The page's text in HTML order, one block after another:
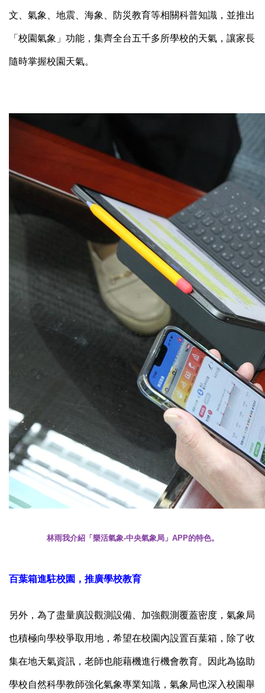
文、氣象、地震、海象、防災教育等相關科普知識，並推出
「校園氣象」功能，集齊全台五千多所學校的天氣，讓家長
隨時掌握校園天氣。
林雨我介紹「樂活氣象-中央氣象局」 APP的特色。
百葉箱進駐校園，推廣學校教育
另外，為了盡量廣設觀測設備、加強觀測覆蓋密度，氣象局
也積極向學校爭取用地，希望在校園內設置百葉箱，除了收
集在地天氣資訊，老師也能藉機進行機會教育。因此為協助
學校自然科學教師強化氣象專業知識，氣象局也深入校園舉